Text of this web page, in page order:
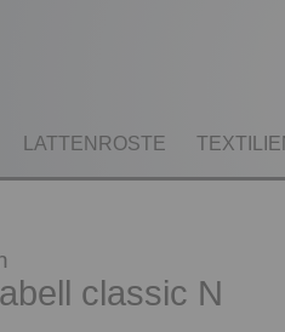
LATTENROSTE
classic N